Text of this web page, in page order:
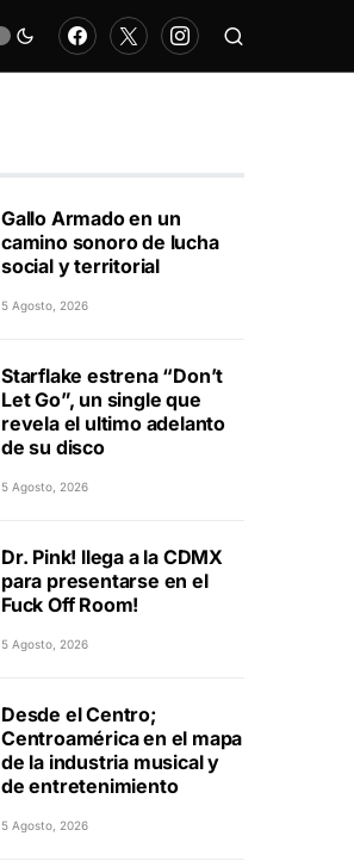
Gallo Armado en un
camino sonoro de lucha
social y territorial
5 Agosto, 2026
Starflake estrena “Don’t
Let Go”, un single que
revela el ultimo adelanto
de su disco
5 Agosto, 2026
Dr. Pink! llega a la CDMX
para presentarse en el
Fuck Off Room!
5 Agosto, 2026
Desde el Centro;
Centroamérica en el mapa
de la industria musical y
de entretenimiento
5 Agosto, 2026